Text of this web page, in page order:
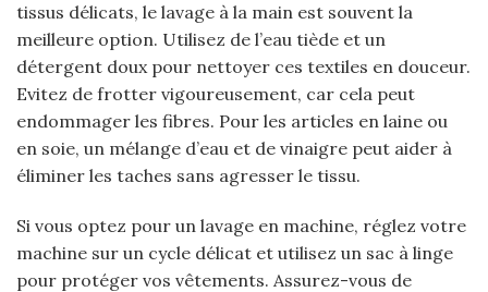
tissus délicats, le lavage à la main est souvent la
meilleure option. Utilisez de l’eau tiède et un
détergent doux pour nettoyer ces textiles en douceur.
Evitez de frotter vigoureusement, car cela peut
endommager les fibres. Pour les articles en laine ou
en soie, un mélange d’eau et de vinaigre peut aider à
éliminer les taches sans agresser le tissu.
Si vous optez pour un lavage en machine, réglez votre
machine sur un cycle délicat et utilisez un sac à linge
pour protéger vos vêtements. Assurez-vous de